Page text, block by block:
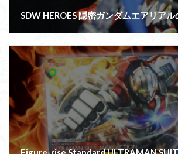
SDW HEROES 隠密ガンダムエアリア